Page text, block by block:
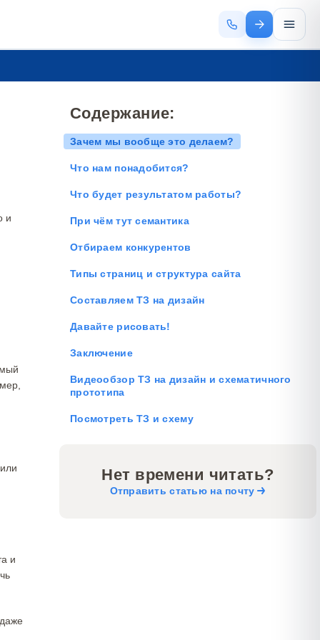
и
и
Содержание:
Зачем мы вообще это делаем?
Что нам понадобится?
Что будет результатом работы?
При чём тут семантика
Отбираем конкурентов
Типы страниц и структура сайта
Составляем ТЗ на дизайн
Давайте рисовать!
Заключение
Видеообзор ТЗ на дизайн и схематичного
прототипа
Посмотреть ТЗ и схему
Нет времени читать?
Отправить статью на почту